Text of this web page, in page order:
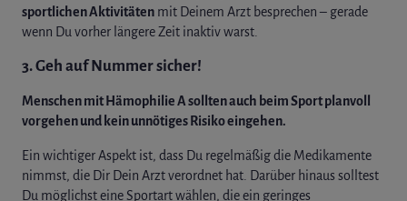
sportlichen Aktivitäten mit Deinem Arzt besprechen – gerade
wenn Du vorher längere Zeit inaktiv warst.
3. Geh auf Nummer sicher!
Menschen mit Hämophilie A sollten auch beim Sport planvoll
vorgehen und kein unnötiges Risiko eingehen.
Ein wichtiger Aspekt ist, dass Du regelmäßig die Medikamente
nimmst, die Dir Dein Arzt verordnet hat. Darüber hinaus solltest
Du möglichst eine Sportart wählen, die ein geringes